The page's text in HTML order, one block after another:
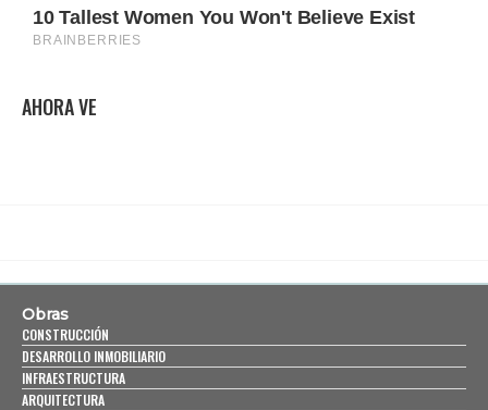
AHORA VE
Obras
CONSTRUCCIÓN
DESARROLLO INMOBILIARIO
INFRAESTRUCTURA
ARQUITECTURA